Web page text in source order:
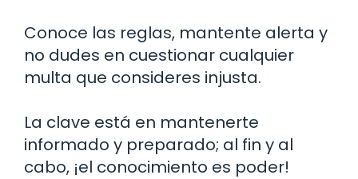
Conoce las reglas, mantente alerta y
no dudes en cuestionar cualquier
multa que consideres injusta.
La clave está en mantenerte
informado y preparado; al fin y al
cabo, ¡el conocimiento es poder!